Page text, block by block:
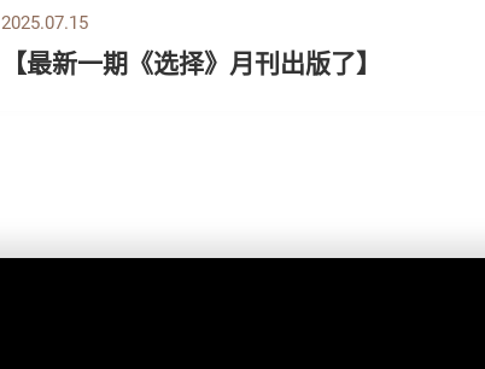
2025.07.15
【最新一期《选择》月刊出版了】